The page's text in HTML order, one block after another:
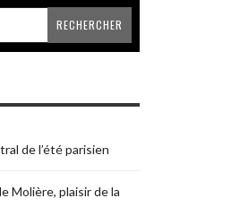
de l’été parisien
Molière, plaisir de la